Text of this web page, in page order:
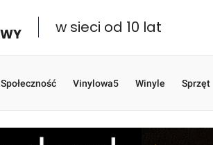
w sieci od 10 lat
Społeczność Vinylowa5 Winyle Sprzęt